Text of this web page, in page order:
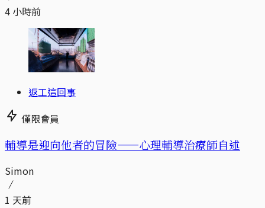
4 小時前
返工這回事
僅限會員
輔導是迎向他者的冒險——心理輔導治療師自述
Simon
1 天前